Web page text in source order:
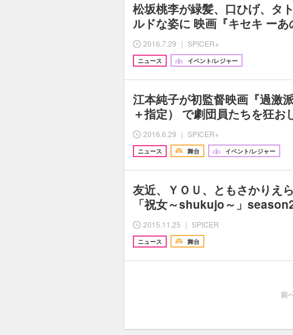
松坂桃李が緑髪、口ひげ、タ
ルドな姿に 映画『キセキ ー
2016.7.29 ｜ SPICER+
ニュース イベント/レジャー
江本純子が初監督映画『過激
＋指定） で劇団員たちを狂
2016.6.29 ｜ SPICER+
ニュース 舞台 イベント/レジャー
友近、ＹＯＵ、ともさかりえ
「祝女～shukujo～」
2015.11.25 ｜ SPICER
ニュース 舞台
前